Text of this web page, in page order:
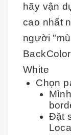
hãy vận
cao nhất
người
White
Chọn
Đặt